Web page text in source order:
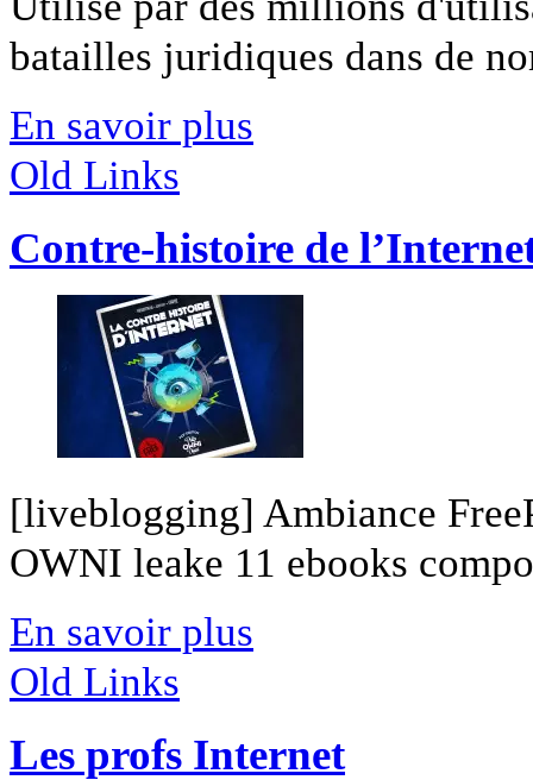
batailles juridiques dans de
En savoir plus
Old Links
Contre-histoire de
[liveblogging] Ambiance
OWNI leake 11 ebooks
En savoir plus
Old Links
Les profs Internet